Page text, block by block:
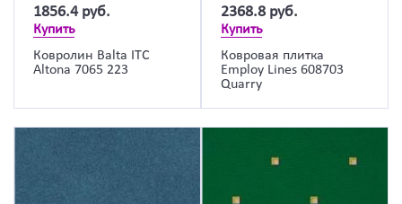
1856.4 руб.
Купить
Ковролин Balta ITC
Altona 7065 223
2368.8 руб.
Купить
Ковровая плитка
Employ Lines 608703
Quarry